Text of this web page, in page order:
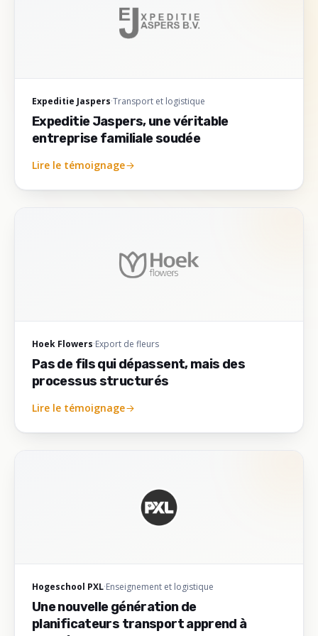
Expeditie Jaspers·Transport et logistique
Expeditie Jaspers, une véritable
entreprise familiale soudée
Lire le témoignage
Hoek Flowers·Export de fleurs
Pas de fils qui dépassent, mais des
processus structurés
Lire le témoignage
Hogeschool PXL·Enseignement et logistique
Une nouvelle génération de
planificateurs transport apprend à